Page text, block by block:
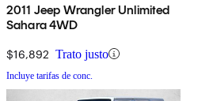
2011 Jeep Wrangler Unlimited
Sahara 4WD
$16,892 Trato justo
Incluye tarifas de conc.